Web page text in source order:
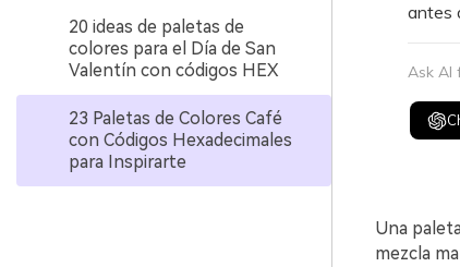
20 ideas de paletas de
colores para el Día de San
Valentín con códigos HEX
23 Paletas de Colores Café
con Códigos Hexadecimales
para Inspirarte
antes
Ask AI
Una
mezcla